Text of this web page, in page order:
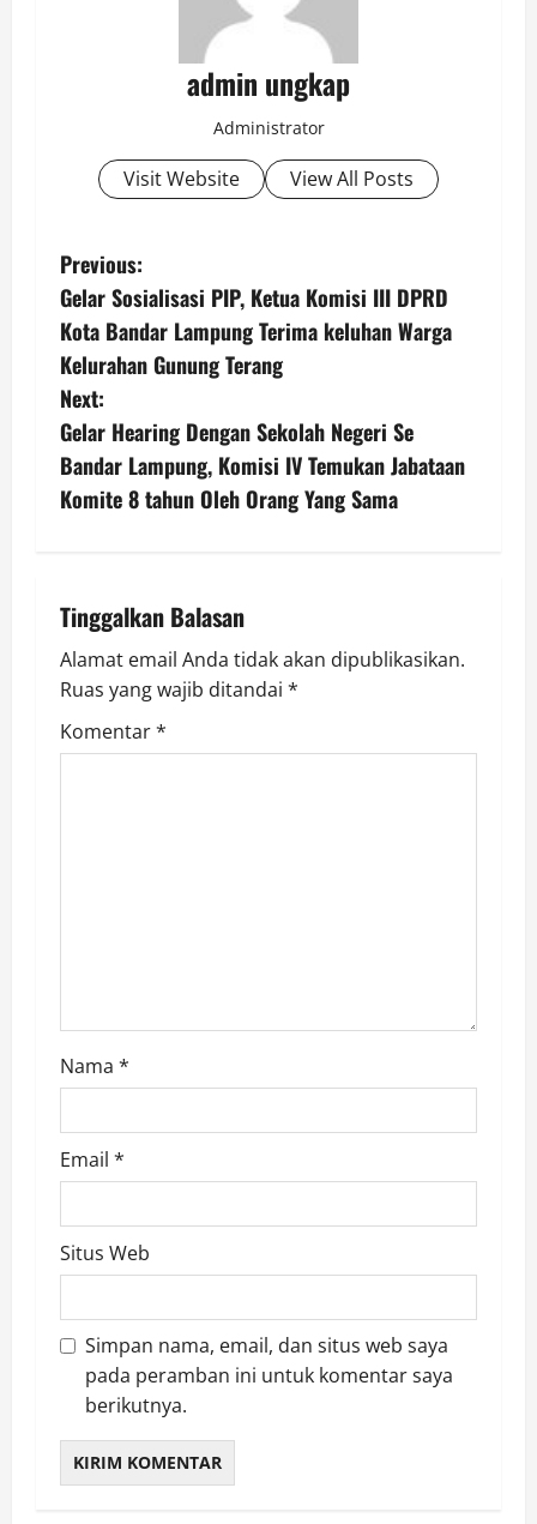
admin ungkap
Administrator
Visit Website View All Posts
P
o
s
t
n
a
i
g
a
Previous:
Gelar Sosialisasi PIP, Ketua Komisi III DPRD
Kota Bandar Lampung Terima keluhan Warga
Kelurahan Gunung Terang
Next:
Gelar Hearing Dengan Sekolah Negeri Se
Bandar Lampung, Komisi IV Temukan Jabataan
Komite 8 tahun Oleh Orang Yang Sama
Tinggalkan Balasan
Alamat email Anda tidak akan dipublikasikan.
Ruas yang wajib ditandai *
Komentar*
Nama *
Email *
Situs Web
Simpan nama, email, dan situs web saya
pada peramban ini untuk komentar saya
berikutnya.